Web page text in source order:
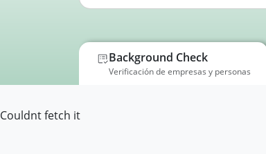
Background Check
Verificación de empresas y personas
Couldnt fetch it